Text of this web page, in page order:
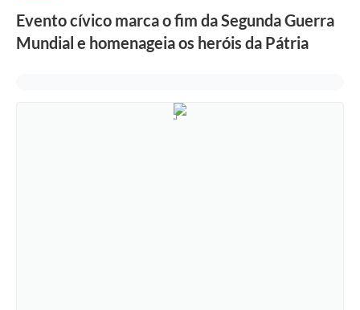
Nossa Cidade
Evento cívico marca o fim da Segunda Guerra
Mundial e homenageia os heróis da Pátria